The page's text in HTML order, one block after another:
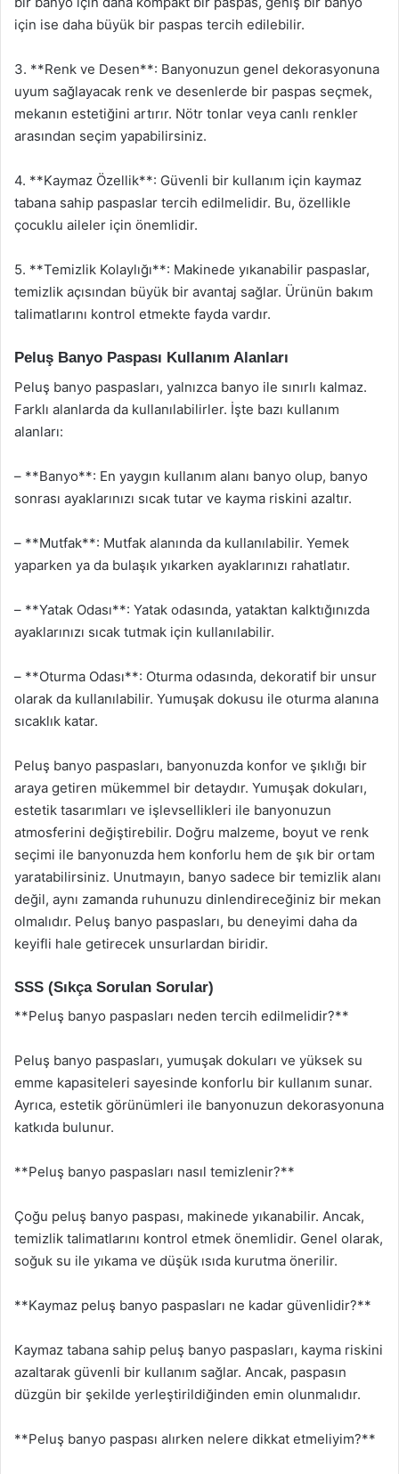
için ise daha büyük bir paspas tercih edilebilir.
3. **Renk ve Desen**: Banyonuzun genel dekorasyonuna
uyum sağlayacak renk ve desenlerde bir paspas seçmek,
mekanın estetiğini artırır. Nötr tonlar veya canlı renkler
arasından seçim yapabilirsiniz.
4. **Kaymaz Özellik**: Güvenli bir kullanım için kaymaz
tabana sahip paspaslar tercih edilmelidir. Bu, özellikle
çocuklu aileler için önemlidir.
5. **Temizlik Kolaylığı**: Makinede yıkanabilir paspaslar,
temizlik açısından büyük bir avantaj sağlar. Ürünün bakım
talimatlarını kontrol etmekte fayda vardır.
Peluş Banyo Paspası Kullanım Alanları
Peluş banyo paspasları, yalnızca banyo ile sınırlı kalmaz.
Farklı alanlarda da kullanılabilirler. İşte bazı kullanım
alanları:
– **Banyo**: En yaygın kullanım alanı banyo olup, banyo
sonrası ayaklarınızı sıcak tutar ve kayma riskini azaltır.
– **Mutfak**: Mutfak alanında da kullanılabilir. Yemek
yaparken ya da bulaşık yıkarken ayaklarınızı rahatlatır.
– **Yatak Odası**: Yatak odasında, yataktan kalktığınızda
ayaklarınızı sıcak tutmak için kullanılabilir.
– **Oturma Odası**: Oturma odasında, dekoratif bir unsur
olarak da kullanılabilir. Yumuşak dokusu ile oturma alanına
sıcaklık katar.
Peluş banyo paspasları, banyonuzda konfor ve şıklığı bir
araya getiren mükemmel bir detaydır. Yumuşak dokuları,
estetik tasarımları ve işlevsellikleri ile banyonuzun
atmosferini değiştirebilir. Doğru malzeme, boyut ve renk
seçimi ile banyonuzda hem konforlu hem de şık bir ortam
yaratabilirsiniz. Unutmayın, banyo sadece bir temizlik alanı
değil, aynı zamanda ruhunuzu dinlendireceğiniz bir mekan
olmalıdır. Peluş banyo paspasları, bu deneyimi daha da
keyifli hale getirecek unsurlardan biridir.
SSS (Sıkça Sorulan Sorular)
**Peluş banyo paspasları neden tercih edilmelidir?**
Peluş banyo paspasları, yumuşak dokuları ve yüksek su
emme kapasiteleri sayesinde konforlu bir kullanım sunar.
Ayrıca, estetik görünümleri ile banyonuzun dekorasyonuna
katkıda bulunur.
**Peluş banyo paspasları nasıl temizlenir?**
Çoğu peluş banyo paspası, makinede yıkanabilir. Ancak,
temizlik talimatlarını kontrol etmek önemlidir. Genel olarak,
soğuk su ile yıkama ve düşük ısıda kurutma önerilir.
**Kaymaz peluş banyo paspasları ne kadar güvenlidir?**
Kaymaz tabana sahip peluş banyo paspasları, kayma riskini
azaltarak güvenli bir kullanım sağlar. Ancak, paspasın
düzgün bir şekilde yerleştirildiğinden emin olunmalıdır.
**Peluş banyo paspası alırken nelere dikkat etmeliyim?**